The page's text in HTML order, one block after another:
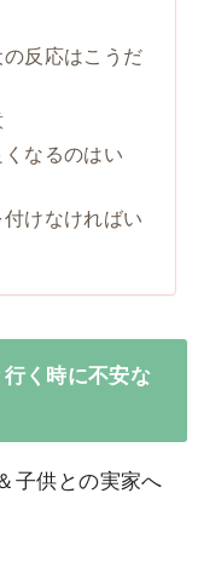
反応はこうだ
なるのはい
けなければい
く時に不安な
子供との実家へ